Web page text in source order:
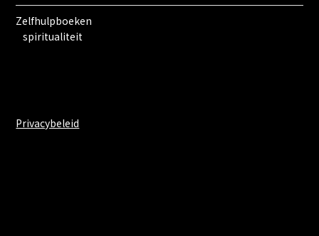
Zelfhulpboeken
spiritualiteit
Privacybeleid